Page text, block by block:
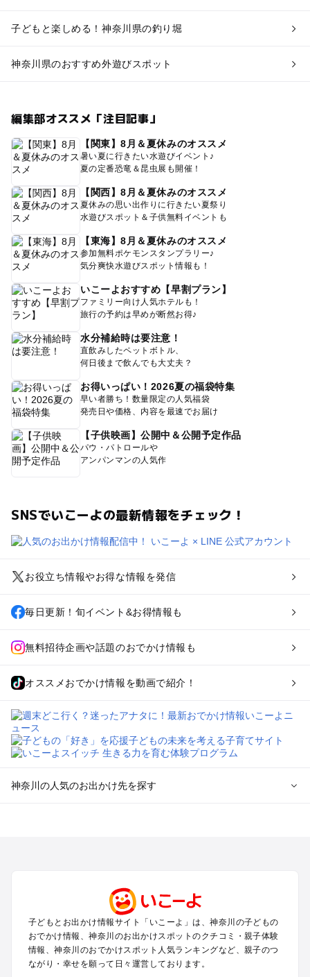
子どもと楽しめる！神奈川県の釣り堀
神奈川県のおすすめ外遊びスポット
編集部オススメ「注目記事」
【関東】8月＆夏休みのオススメ
暑い夏に行きたい水遊びイベント♪
夏の定番恐竜＆昆虫展も開催！
【関西】8月＆夏休みのオススメ
夏休みの思い出作りに行きたい夏祭り
水遊びスポット＆子供無料イベントも
【東海】8月＆夏休みのオススメ
参加無料ポケモンスタンプラリー♪
気分爽快水遊びスポット情報も！
いこーよおすすめ【早割プラン】
ファミリー向け人気ホテルも！
旅行の予約は早めが断然お得♪
水分補給時は要注意！
直飲みしたペットボトル、
何日後まで飲んでも大丈夫？
お得いっぱい！2026夏の福袋特集
早い者勝ち！数量限定の人気福袋
発売日や価格、内容を最速でお届け
【子供映画】公開中＆公開予定作品
パウ・パトロールや
アンパンマンの人気作
SNSでいこーよの最新情報をチェック！
お役立ち情報やお得な情報を発信
毎日更新！旬イベント&お得情報も
無料招待企画や話題のおでかけ情報も
オススメおでかけ情報を動画で紹介！
神奈川の人気のお出かけ先を探す
小田原・熱海・湯河原・真鶴のプールお出かけ
町田・相模原・愛川・上野原のプールお出かけ
新横浜・港北エリア・日吉・青葉台・鶴見のプールお出かけ
川崎のプールお出かけ
海老名・厚木のプールお出かけ
子どもとお出かけ情報サイト「いこーよ」は、神奈川の子どもの
おでかけ情報、神奈川のお出かけスポットのクチコミ・親子体験
情報、神奈川のおでかけスポット人気ランキングなど、親子のつ
ながり・幸せを願って日々運営しております。